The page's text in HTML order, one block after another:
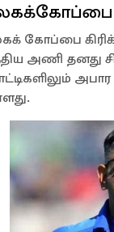
கோப்பை
அணி தனது